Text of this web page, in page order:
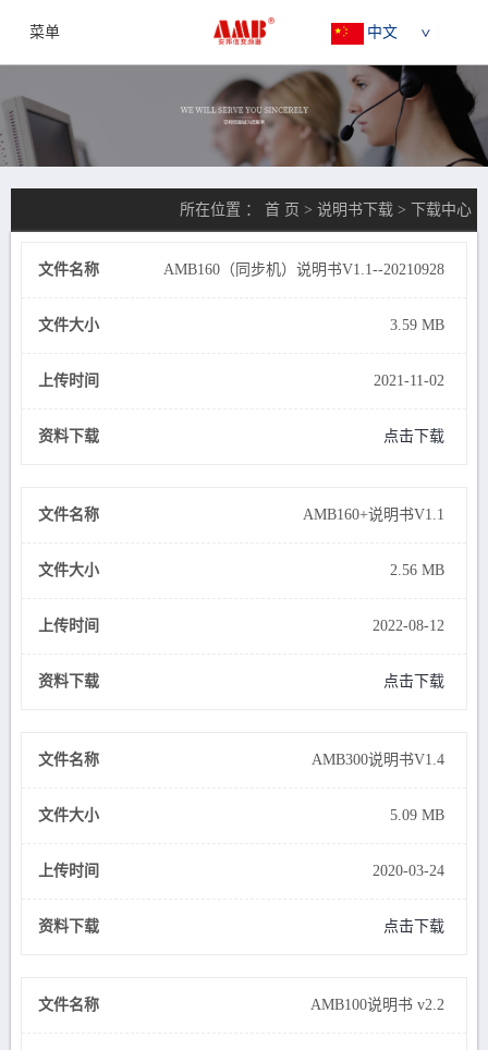
菜单 中文
所在位置 ：首 页 >说明书下载 > 下载中心
文件名称 AMB160（同步机）说明书V1.1--20210928
文件大小 3.59 MB
上传时间 2021-11-02
资料下载 点击下载
文件名称 AMB160+说明书V1.1
文件大小 2.56 MB
上传时间 2022-08-12
资料下载 点击下载
文件名称 AMB300说明书V1.4
文件大小 5.09 MB
上传时间 2020-03-24
资料下载 点击下载
文件名称 AMB100说明书 v2.2